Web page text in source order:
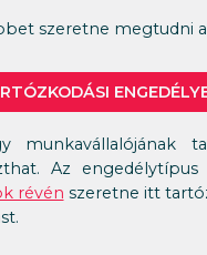
szeretne megtudni
munkavállalójának
Az
révén szeretne itt